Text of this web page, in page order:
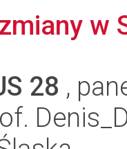
w
28 ,